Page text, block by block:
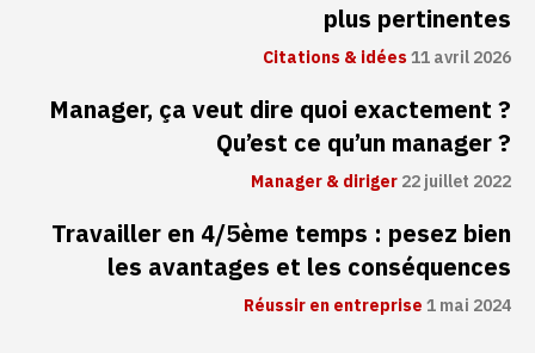
plus pertinentes
Citations & idées11 avril 2026
Manager, ça veut dire quoi exactement ?
Qu’est ce qu’un manager ?
Manager & diriger22 juillet 2022
Travailler en 4/5ème temps : pesez bien
les avantages et les conséquences
Réussir en entreprise1 mai 2024